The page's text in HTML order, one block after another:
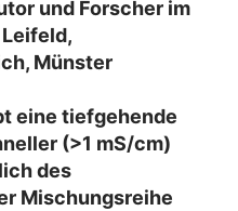
und Forscher im
Münster
eine tiefgehende
(>1 mS/cm)
des
Mischungsreihe